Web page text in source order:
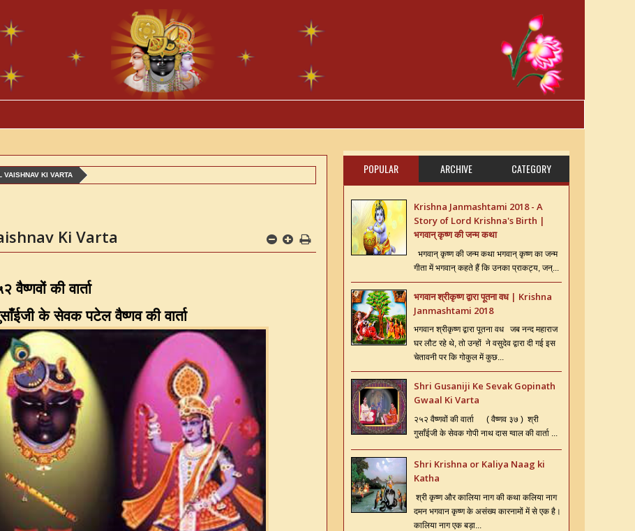
VAISHNAV KI VARTA
Ki Varta
वैष्णवों की वार्ता
के सेवक पटेल वैष्णव की वार्ता
POPULAR ARCHIVE CATEGORY
Krishna Janmashtami 2018 - A
Story of Lord Krishna's Birth |
भगवान् कृष्ण की जन्म कथा
भगवान् कृष्ण की जन्म कथा भगवान् कृष्ण का जन्म
गीता में भगवान् कहते हैं कि उनका प्राकट्य, जन्...
भगवान श्रीकृष्ण द्वारा पूतना वध | Krishna
Janmashtami 2018
भगवान श्रीकृष्ण द्वारा पूतना वध जब नन्द महाराज
घर लौट रहे थे, तो उन्हों ने वसुदेव द्वारा दी गई इस
चेतावनी पर कि गोकुल में कुछ...
Shri Gusaniji Ke Sevak Gopinath
Gwaal Ki Varta
२५२ वैष्णवों की वार्ता ( वैष्णव ३७ ) श्री
गुसाँईजी के सेवक गोपी नाथ दास ग्वाल की वार्ता ...
Shri Krishna or Kaliya Naag ki
Katha
श्री कृष्ण और कालिया नाग की कथा कलिया नाग
दमन भगवान कृष्ण के असंख्य कारनामों में से एक है।
कालिया नाग एक बड़ा...